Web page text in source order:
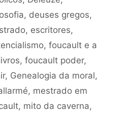
, deuses gregos,
, escritores,
, foucault e a
, foucault poder,
, Genealogia da moral,
, mestrado em
, mito da caverna,